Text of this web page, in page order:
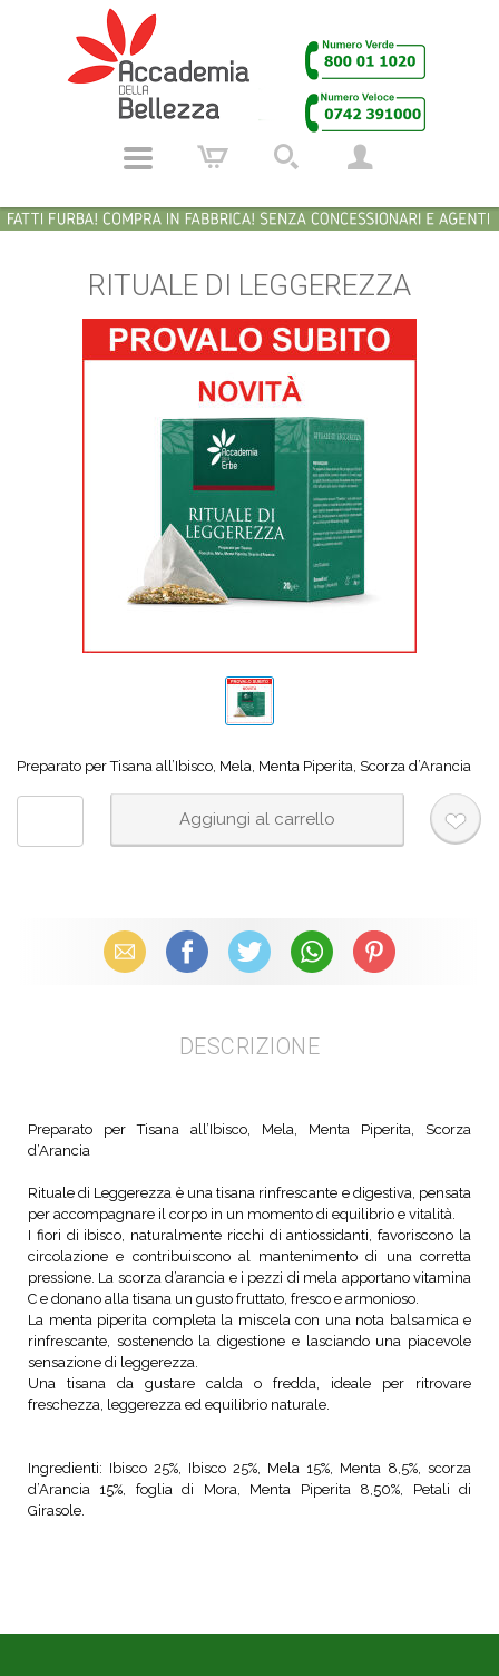
RITUALE DI LEGGEREZZA
Preparato per Tisana all’Ibisco, Mela, Menta Piperita, Scorza d’Arancia
Email Facebook X (Twitter) WhatsAppPinterest
DESCRIZIONE
Preparato per Tisana all’Ibisco, Mela, Menta Piperita, Scorza
d’Arancia
Rituale di Leggerezza è una tisana rinfrescante e digestiva, pensata
per accompagnare il corpo in un momento di equilibrio e vitalità.
I fiori di ibisco, naturalmente ricchi di antiossidanti, favoriscono la
circolazione e contribuiscono al mantenimento di una corretta
pressione. La scorza d’arancia e i pezzi di mela apportano vitamina
C e donano alla tisana un gusto fruttato, fresco e armonioso.
La menta piperita completa la miscela con una nota balsamica e
rinfrescante, sostenendo la digestione e lasciando una piacevole
sensazione di leggerezza.
Una tisana da gustare calda o fredda, ideale per ritrovare
freschezza, leggerezza ed equilibrio naturale.
Ingredienti: Ibisco 25%, Ibisco 25%, Mela 15%, Menta 8,5%, scorza
d’Arancia 15%, foglia di Mora, Menta Piperita 8,50%, Petali di
Girasole.